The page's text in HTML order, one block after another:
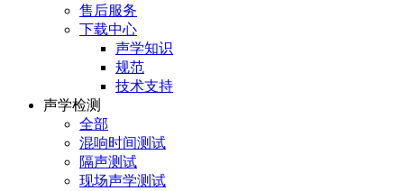
售后服务
下载中心
声学知识
规范
技术支持
声学检测
全部
混响时间测试
隔声测试
现场声学测试